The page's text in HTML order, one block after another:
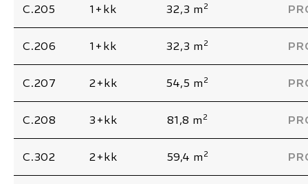
C.205 1+kk 32,3 m 2
C.206 1+kk 32,3 m 2
C.207 2+kk 54,5 m 2
C.208 3+kk 81,8 m 2
C.302 2+kk 59,4 m 2